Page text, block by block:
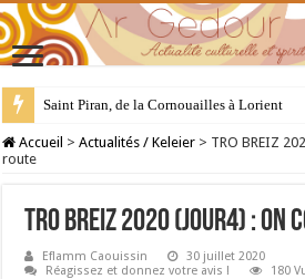
Saint Piran, de la Cornouailles à Lorient
28 juillet : Saint Samson de Dol, père de la
Accueil > Actualités / Keleier > TRO BREIZ
route
TRO BREIZ 2020 (jour4) :
Eflamm Caouissin
30 juillet 2020
Réagissez et donnez votre avis !
180